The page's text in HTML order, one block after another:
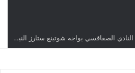
اليوم.. قرعة الأدوار التمهيدية لدوري أبطال إفريقيا وكأس الكونفدرالية بمشاركة أربعة أندية تونسية